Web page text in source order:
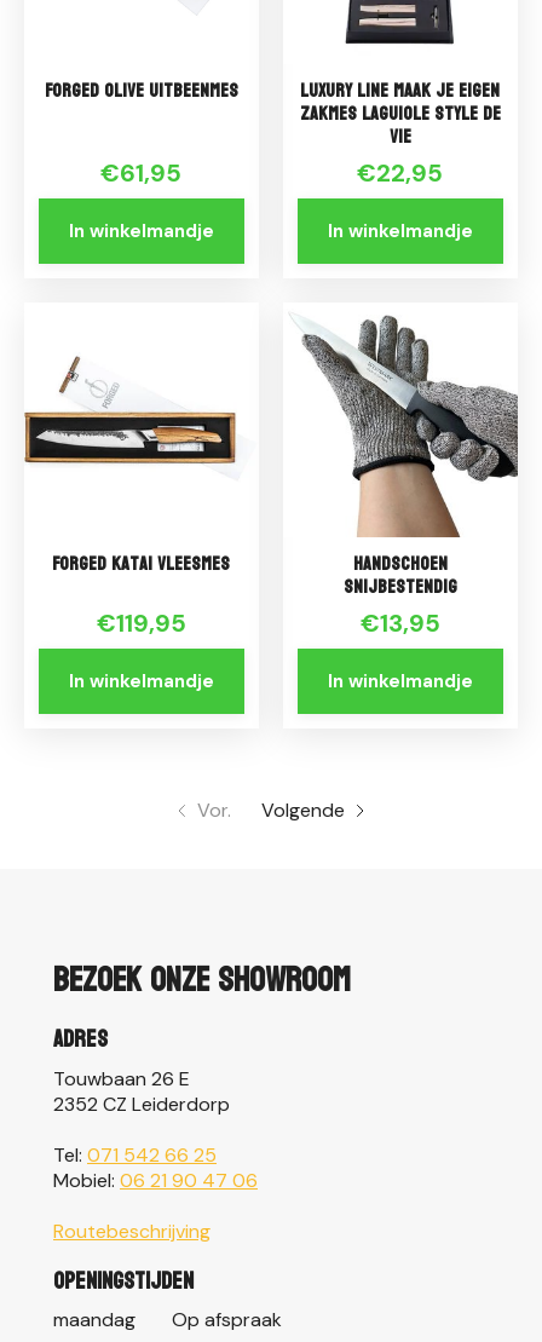
Forged Olive Uitbeenmes
€61,95
In winkelmandje
Luxury Line Maak je eigen
Zakmes Laguiole Style de
Vie
€22,95
In winkelmandje
Forged Katai Vleesmes
€119,95
In winkelmandje
Handschoen
snijbestendig
€13,95
In winkelmandje
Vor. Volgende
Bezoek onze showroom
Adres
Touwbaan 26 E
2352 CZ Leiderdorp
Tel: 071 542 66 25
Mobiel: 06 21 90 47 06
Routebeschrijving
Openingstijden
maandag
Op afspraak